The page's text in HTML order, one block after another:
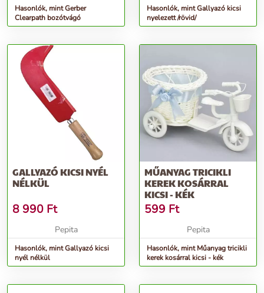
Hasonlók, mint Gerber
Clearpath bozótvágó
Hasonlók, mint Gallyazó kicsi
nyelezett /rövid/
GALLYAZÓ KICSI NYÉL
NÉLKÜL
8 990 Ft
Pepita
Hasonlók, mint Gallyazó kicsi
nyél nélkül
MŰANYAG TRICIKLI
KEREK KOSÁRRAL
KICSI - KÉK
599 Ft
Pepita
Hasonlók, mint Műanyag tricikli
kerek kosárral kicsi - kék